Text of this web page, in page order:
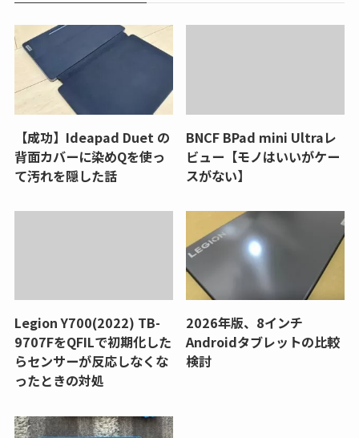
【成功】Ideapad Duet の
背面カバーに染めQを使っ
て汚れを隠した話
BNCF BPad mini Ultraレ
ビュー【モノはいいがケー
スがない】
Legion Y700(2022) TB-
9707FをQFILで初期化した
らセンサーが反応しなくな
ったときの対処
2026年版、8インチ
Androidタブレットの比較
検討